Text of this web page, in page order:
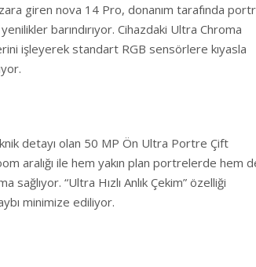
giren nova 14 Pro, donanım tarafında
barındırıyor. Cihazdaki Ultra Chroma
işleyerek standart RGB sensörlere kıyasla
detayı olan 50 MP Ön Ultra Portre Çift
aralığı ile hem yakın plan portrelerde hem
sağlıyor. “Ultra Hızlı Anlık Çekim” özelliği
minimize ediliyor.